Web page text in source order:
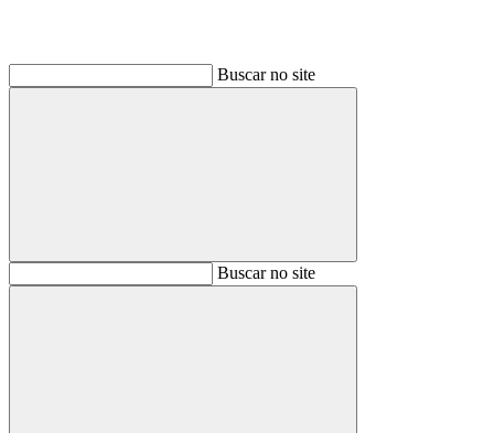
Buscar no site
BuscarBuscar no site